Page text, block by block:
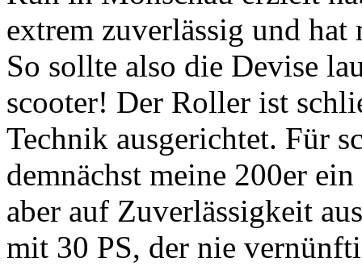
extrem zuverlässig und
So sollte also die Devise
scooter! Der Roller ist
Technik ausgerichtet. Für
demnächst meine 200er
aber auf Zuverlässigkeit
mit 30 PS, der nie